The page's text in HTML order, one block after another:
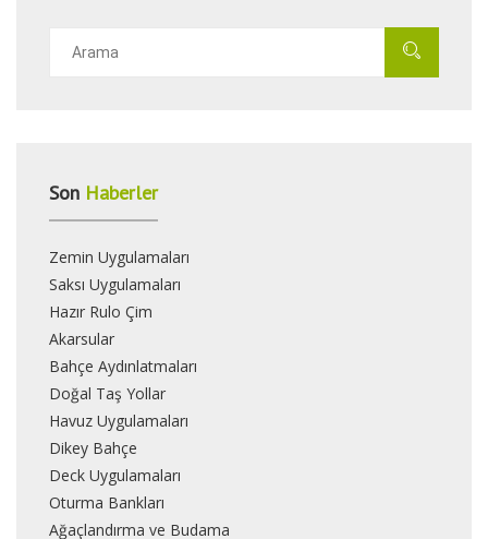
Son Haberler
Zemin Uygulamaları
Saksı Uygulamaları
Hazır Rulo Çim
Akarsular
Bahçe Aydınlatmaları
Doğal Taş Yollar
Havuz Uygulamaları
Dikey Bahçe
Deck Uygulamaları
Oturma Bankları
Ağaçlandırma ve Budama